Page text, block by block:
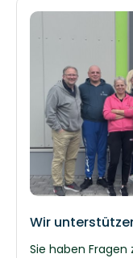
Wir
Sie haben